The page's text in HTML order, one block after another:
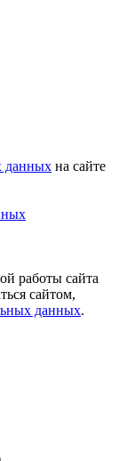
данных на сайте
работы сайта
сайтом,
данных.